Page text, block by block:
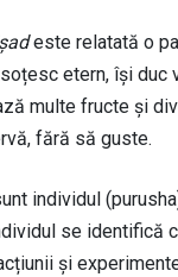
este relatată o
etern, își duc
multe fructe și
fără să guste.
individul
se identifică
și